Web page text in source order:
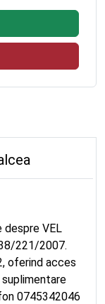
VEL
221/2007.
oferind acces
0745342046